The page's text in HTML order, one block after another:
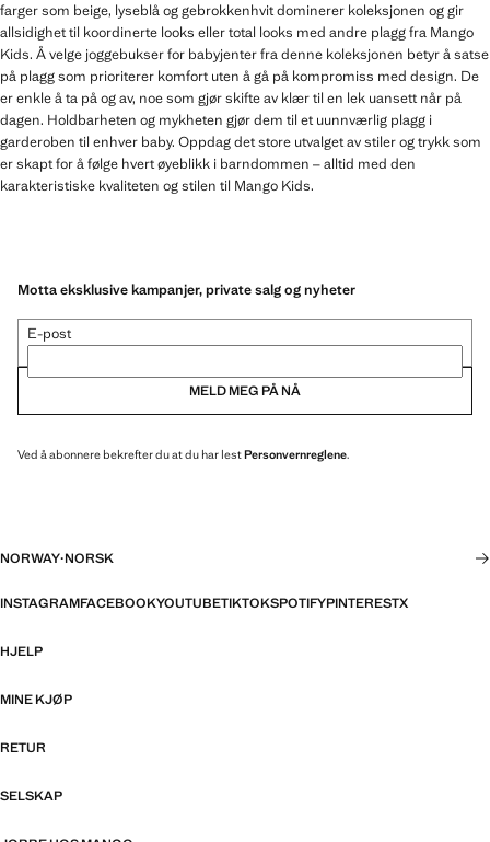
farger som beige, lyseblå og gebrokkenhvit dominerer koleksjonen og gir
allsidighet til koordinerte looks eller total looks med andre plagg fra Mango
Kids. Å velge joggebukser for babyjenter fra denne koleksjonen betyr å satse
på plagg som prioriterer komfort uten å gå på kompromiss med design. De
er enkle å ta på og av, noe som gjør skifte av klær til en lek uansett når på
dagen. Holdbarheten og mykheten gjør dem til et uunnværlig plagg i
garderoben til enhver baby. Oppdag det store utvalget av stiler og trykk som
er skapt for å følge hvert øyeblikk i barndommen – alltid med den
karakteristiske kvaliteten og stilen til Mango Kids.
Motta eksklusive kampanjer, private salg og nyheter
E-post
MELD MEG PÅ NÅ
Ved å abonnere bekrefter du at du har lestPersonvernreglene.
NORWAY·NORSK
INSTAGRAMFACEBOOKYOUTUBETIKTOKSPOTIFYPINTERESTX
HJELP
MINE KJØP
RETUR
SELSKAP